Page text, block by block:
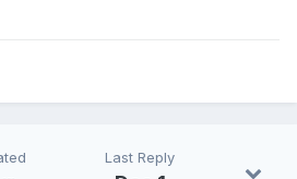
Last Reply